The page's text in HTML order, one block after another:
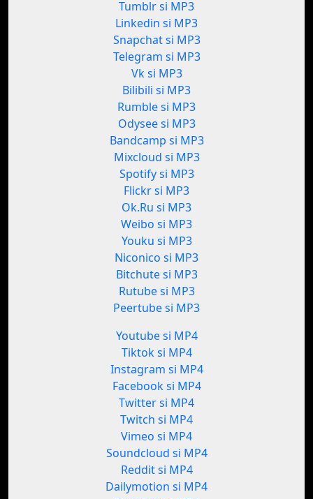
Tumblr si MP3
Linkedin si MP3
Snapchat si MP3
Telegram si MP3
Vk si MP3
Bilibili si MP3
Rumble si MP3
Odysee si MP3
Bandcamp si MP3
Mixcloud si MP3
Spotify si MP3
Flickr si MP3
Ok.Ru si MP3
Weibo si MP3
Youku si MP3
Niconico si MP3
Bitchute si MP3
Rutube si MP3
Peertube si MP3
Youtube si MP4
Tiktok si MP4
Instagram si MP4
Facebook si MP4
Twitter si MP4
Twitch si MP4
Vimeo si MP4
Soundcloud si MP4
Reddit si MP4
Dailymotion si MP4